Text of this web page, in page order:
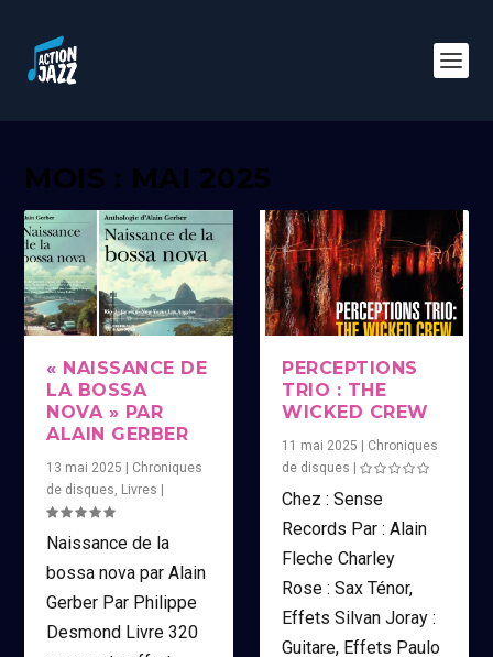
MOIS : MAI 2025
« NAISSANCE DE
LA BOSSA
NOVA » PAR
ALAIN GERBER
13 mai 2025 | Chroniques
de disques Livres |
Naissance de la
bossa nova par Alain
Gerber Par Philippe
Desmond Livre 320
PERCEPTIONS
TRIO : THE
WICKED CREW
11 mai 2025 | Chroniques
de disques |
Chez : Sense
Records Par : Alain
Fleche Charley
Rose : Sax Ténor,
Effets Silvan Joray :
Guitare, Effets Paulo